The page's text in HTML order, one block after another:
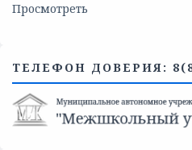
Просмотреть
ТЕЛЕФОН ДОВЕРИЯ: